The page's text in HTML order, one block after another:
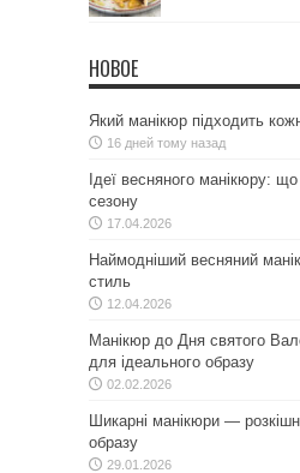
НОВОЕ
Який манікюр підходить
16 дней тому назад
Ідеї весняного манікюру:
сезону
17.04.2026
Наймодніший весняний
стиль
12.04.2026
Манікюр до Дня святого
для ідеального образу
02.02.2026
Шикарні манікюри —
образу
29.01.2026